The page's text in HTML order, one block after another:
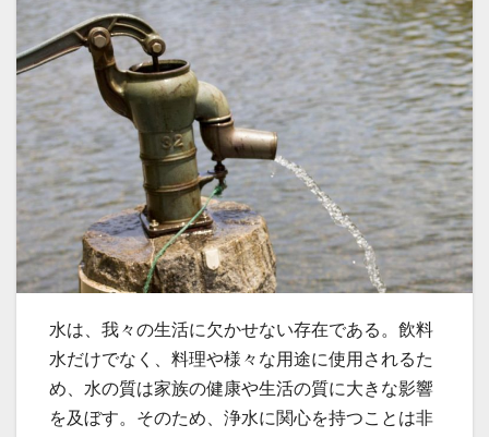
水は、我々の生活に欠かせない存在である。 飲料
水だけでなく、料理や様々な用途に使用されるた
め、水の質は家族の健康や生活の質に大きな影響
を及ぼす。そのため、浄水に関心を持つことは非